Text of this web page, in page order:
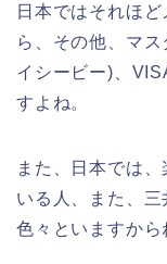
日本ではそれほ
ら、その他、マ
イシービー)、
すよね。
また、日本では
いる人、また、三
色々といますから